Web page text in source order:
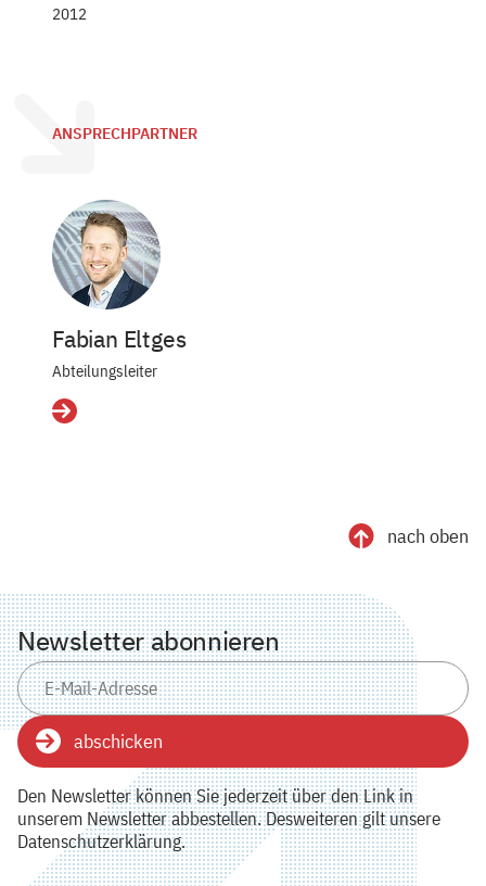
2012
ANSPRECHPARTNER
Fabian Eltges
Abteilungsleiter
Details
nach oben
Newsletter abonnieren
abschicken
Den Newsletter können Sie jederzeit über den Link in
unserem Newsletter abbestellen. Desweiteren gilt unsere
Datenschutzerklärung.